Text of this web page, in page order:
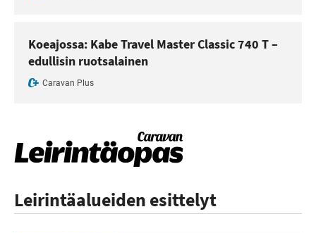
Koeajossa: Kabe Travel Master Classic 740 T –
edullisin ruotsalainen
Caravan Plus
Leirintäalueiden esittelyt